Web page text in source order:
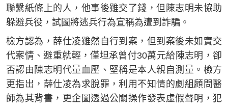
聯繫紙條上的人，他事後雖交了錢，但陳志明未協助
躲避兵役，試圖將逃兵行為宣稱為遭到詐騙。
檢方認為，薛仕凌雖然自行到案，但到案後未如實交
代案情、避重就輕，僅坦承曾付30萬元給陳志明，卻
否認由陳志明代量血壓、堅稱是本人親自測量。檢方
更指出，薛仕凌為求脫罪，利用不知情的劇組顧問醫
師為其背書，更企圖透過公關操作發表虛假聲明，犯